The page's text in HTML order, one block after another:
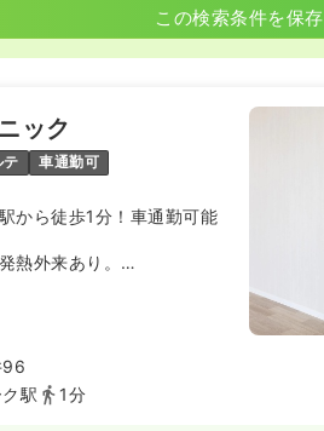
この検索条件を保存
ック
テ 車通勤可
から徒歩1分！車通勤可能
熱外来あり。
96
駅
1分